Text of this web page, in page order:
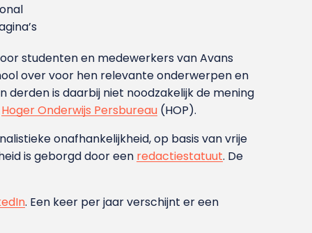
studenten en medewerkers van Avans
over voor hen relevante onderwerpen en
is daarbij niet noodzakelijk de mening
Hoger Onderwijs Persbureau (HOP).
onafhankelijkheid, op basis van vrije
is geborgd door een redactiestatuut. De
. Een keer per jaar verschijnt er een